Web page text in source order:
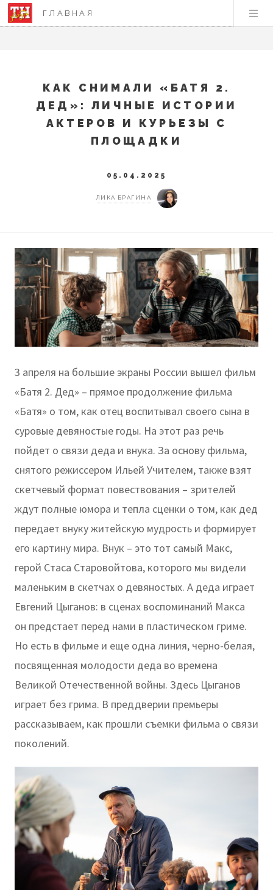
ГЛАВНАЯ
КАК СНИМАЛИ «БАТЯ 2.
ДЕД»: ЛИЧНЫЕ ИСТОРИИ
АКТЕРОВ И КУРЬЕЗЫ С
ПЛОЩАДКИ
05.04.2025
ЛИКА БРАГИНА
3 апреля на большие экраны России вышел фильм
«Батя 2. Дед» – прямое продолжение фильма
«Батя» о том, как отец воспитывал своего сына в
суровые девяностые годы. На этот раз речь
пойдет о связи деда и внука. За основу фильма,
снятого режиссером Ильей Учителем, также взят
скетчевый формат повествования – зрителей
ждут полные юмора и тепла сценки о том, как дед
передает внуку житейскую мудрость и формирует
его картину мира. Внук – это тот самый Макс,
герой Стаса Старовойтова, которого мы видели
маленьким в скетчах о девяностых. А деда играет
Евгений Цыганов: в сценах воспоминаний Макса
он предстает перед нами в пластическом гриме.
Но есть в фильме и еще одна линия, черно-белая,
посвященная молодости деда во времена
Великой Отечественной войны. Здесь Цыганов
играет без грима. В преддверии премьеры
рассказываем, как прошли съемки фильма о связи
поколений.